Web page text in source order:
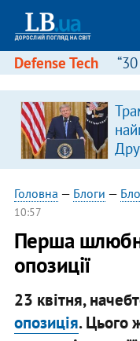
Defense Tech
Головна — Блоги —
10:57
Перша
опозиції
23 квітня,
опозиція. Цього